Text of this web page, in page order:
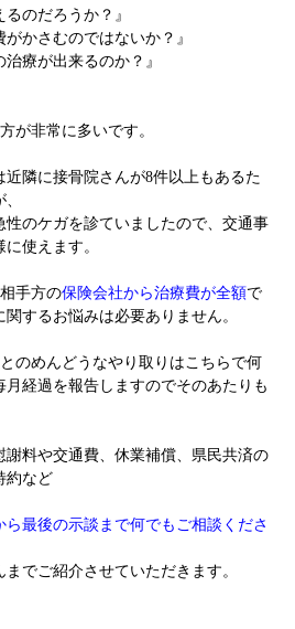
のだろうか？』
かさむのではないか？』
療が出来るのか？』
が非常に多いです。
隣に接骨院さんが8件以上もあるた
性のケガを診ていましたので、交通事
使えます。
手方の保険会社から治療費が全額で
するお悩みは必要ありません。
のめんどうなやり取りはこちらで何
経過を報告しますのでそのあたりも
料や交通費、休業補償、県民共済の
約など
ら最後の示談まで何でもご相談くださ
でご紹介させていただきます。